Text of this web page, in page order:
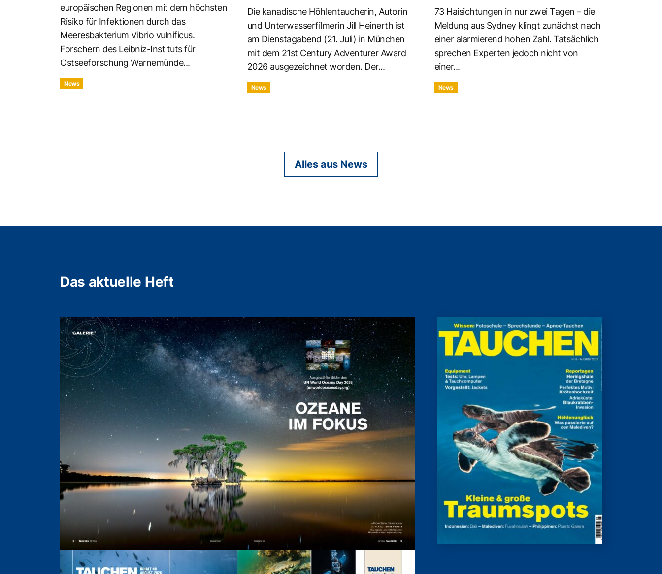
europäischen Regionen mit dem höchsten
Risiko für Infektionen durch das
Meeresbakterium Vibrio vulnificus.
Forschern des Leibniz-Instituts für
Ostseeforschung Warnemünde...
News
Die kanadische Höhlentaucherin, Autorin
und Unterwasserfilmerin Jill Heinerth ist
am Dienstagabend (21. Juli) in München
mit dem 21st Century Adventurer Award
2026 ausgezeichnet worden. Der...
News
73 Haisichtungen in nur zwei Tagen – die
Meldung aus Sydney klingt zunächst nach
einer alarmierend hohen Zahl. Tatsächlich
sprechen Experten jedoch nicht von
einer...
News
Alles aus News
Das aktuelle Heft